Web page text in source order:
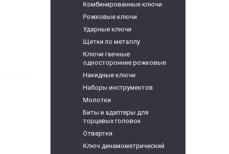
Комбинированные ключи
Рожковые ключи
Ударные ключи
Щетки по металлу
Ключи гаечные
односторонние рожковые
Накидные ключи
Наборы инструментов
Молотки
Биты и адаптеры для
торцевых головок
Отвертки
Ключ динамометрический